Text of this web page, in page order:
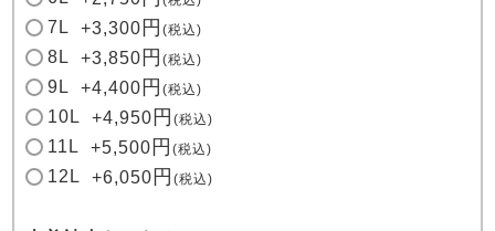
7L +3,300 税込
8L +3,850 税込
9L +4,400 税込
10L +4,950 税込
11L +5,500 税込
12L +6,050 税込